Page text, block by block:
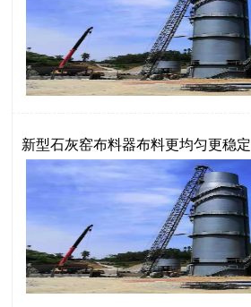
新型石灰窑布料器布料更均匀更稳定